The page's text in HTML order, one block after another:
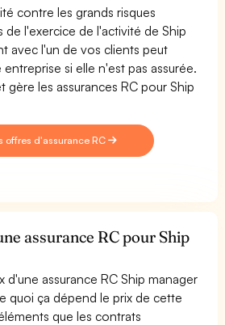
contre les grands risques
de l'exercice de l'activité de Ship
avec l'un de vos clients peut
si elle n'est pas assurée.
gère les assurances RC pour Ship
offres d'assurance RC
assurance RC pour Ship
d'une assurance RC Ship manager
quoi ça dépend le prix de cette
que les contrats